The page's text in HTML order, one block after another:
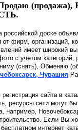
(продажа),
доске
фирм, организаций,
имеет широкий
с учетом
(снять), Обменяю
Чувашия
сайта в
ресурсы сети могут
например,
Если Вы
интернет